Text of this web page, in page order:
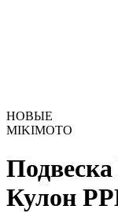
НОВЫЕ
MIKIMOTO
Кулон